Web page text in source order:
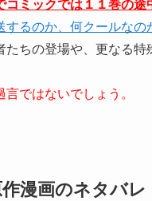
コミックでは１１巻の途
るのか、何クールなの
たちの登場や、更なる
ではないでしょう。
漫画のネタバレ